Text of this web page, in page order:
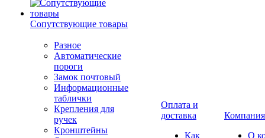
Сопутствующие товары
Разное
Автоматические
пороги
Замок почтовый
Информационные
таблички
Крепления для
ручек
Кронштейны
Оплата и
доставка
Как
Компания
О